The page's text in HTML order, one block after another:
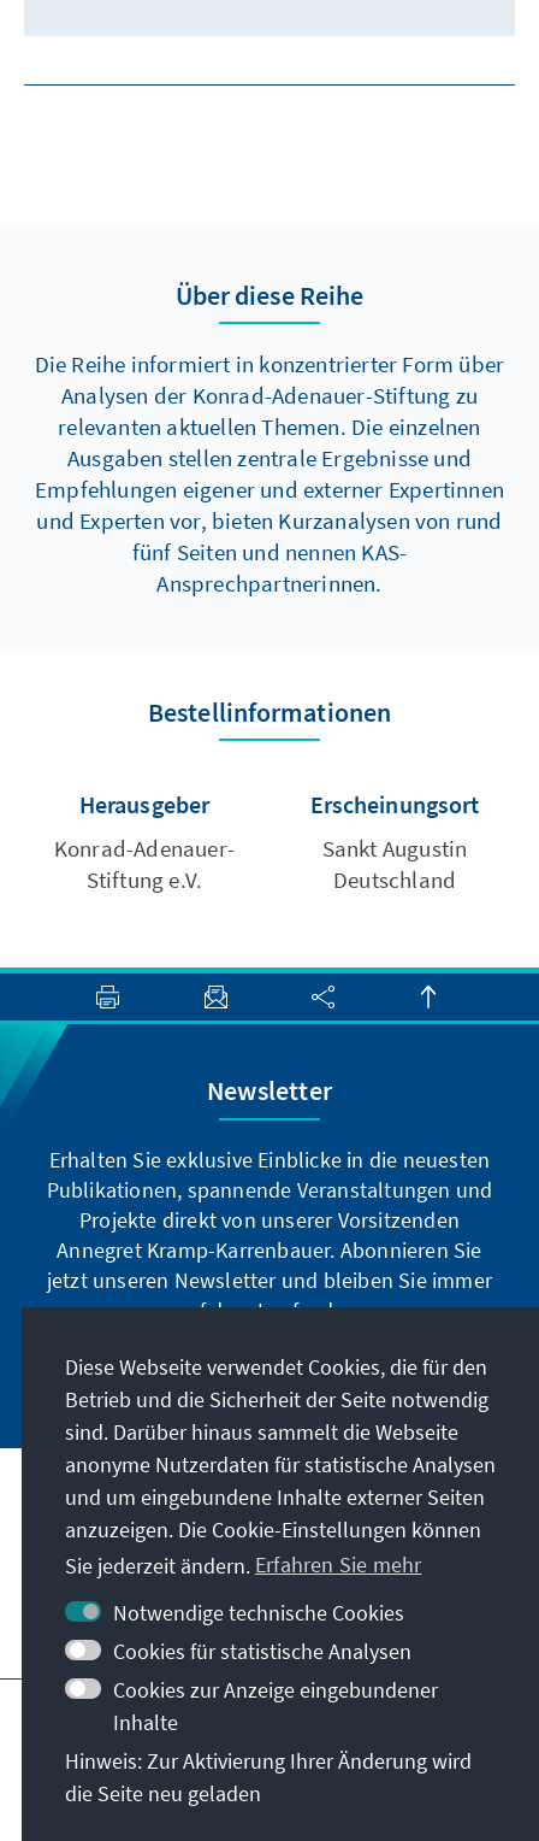
Über diese Reihe
Die Reihe informiert in konzentrierter Form über
Analysen der Konrad-Adenauer-Stiftung zu
relevanten aktuellen Themen. Die einzelnen
Ausgaben stellen zentrale Ergebnisse und
Empfehlungen eigener und externer Expertinnen
und Experten vor, bieten Kurzanalysen von rund
fünf Seiten und nennen KAS-
Ansprechpartnerinnen.
Bestellinformationen
Herausgeber
Konrad-Adenauer-
Stiftung e.V.
Erscheinungsort
Sankt Augustin
Deutschland
Newsletter
Erhalten Sie exklusive Einblicke in die neuesten
Publikationen, spannende Veranstaltungen und
Projekte direkt von unserer Vorsitzenden
Annegret Kramp-Karrenbauer. Abonnieren Sie
jetzt unseren Newsletter und bleiben Sie immer
auf dem Laufenden.
Jetzt abonnieren
Unser Auftrag
Kontakt
Weitere Angebote der Stiftung
Impressum
Datenschutz
Nutzungsbedingungen
Erklärung zur Barrierefreiheit
Barriere melden
Sitemap
Diese Webseite verwendet Cookies, die für den
Betrieb und die Sicherheit der Seite notwendig
sind. Darüber hinaus sammelt die Webseite
anonyme Nutzerdaten für statistische Analysen
und um eingebundene Inhalte externer Seiten
anzuzeigen. Die Cookie-Einstellungen können
Sie jederzeit ändern. Erfahren Sie mehr
Notwendige technische Cookies
Cookies für statistische Analysen
Cookies zur Anzeige eingebundener
Inhalte
Hinweis: Zur Aktivierung Ihrer Änderung wird
die Seite neu geladen